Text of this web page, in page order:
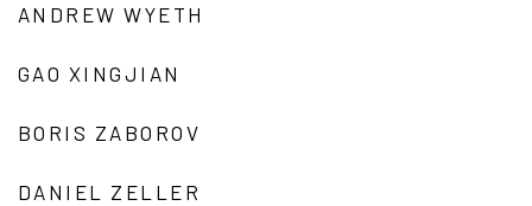
ANDREW WYETH
GAO XINGJIAN
BORIS ZABOROV
DANIEL ZELLER